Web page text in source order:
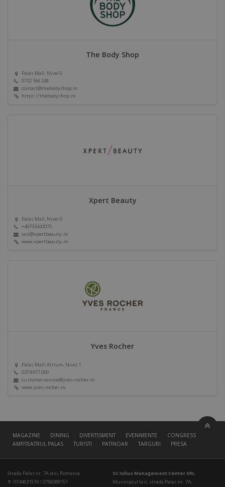
The Body Shop
Palas Mall, Nivel 0
0732 166 248
contact@thebodyshop.ro
https://thebodyshop.ro
Xpert Beauty
Palas Mall, Nivel 0
+40733441075
iasi@xpertbeauty.ro
www.xpertbeauty.ro
Yves Rocher
Palas Mall, Atrium, Nivel 1
0374 977 000
customerservice@yves-rocher.ro
www.yves-rocher.ro
MAGAZINE DINING DIVERTISMENT EVENIMENTE
CONGRESS HALL
AMFITEATRUL PALAS
TURISTI PATINOAR TARGURI PRESA
Strada Palas nr. 7A Iasi, Romania
T: 0744531519 / 0756089151
SC Iulius Management Center SRL
Municipiul Iasi, strada Palas nr. 7A,